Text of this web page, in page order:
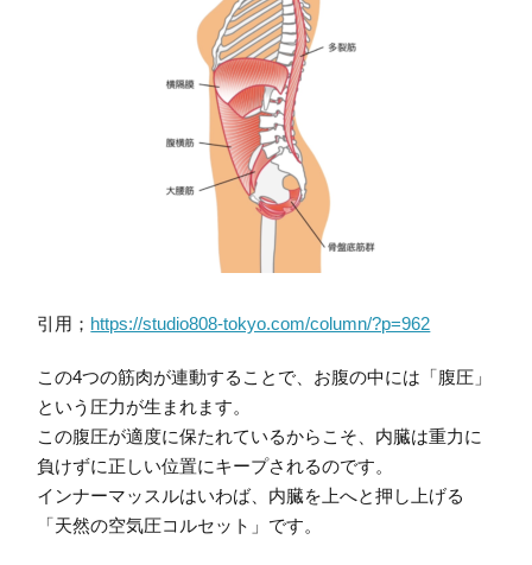
引用； https://studio808-tokyo.com/column/?p=962
この4つの筋肉が連動することで、お腹の中には「腹圧」
という圧力が生まれます。
この腹圧が適度に保たれているからこそ、内臓は重力に
負けずに正しい位置にキープされるのです。
インナーマッスルはいわば、内臓を上へと押し上げる
「天然の空気圧コルセット」です。